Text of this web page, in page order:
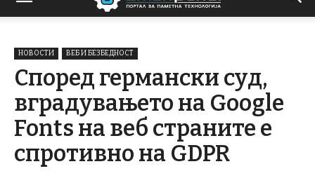
НОВОСТИ ВЕБ И БЕЗБЕДНОСТ
Според германски суд,
вградувањето на Google
Fonts на веб страните е
спротивно на GDPR